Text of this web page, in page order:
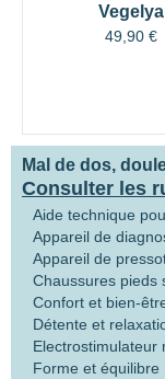
Mal de dos,
Consulter les
Aide technique
Appareil de
Appareil de
Chaussures pieds
Confort et bien-
Détente et
Electrostimulateur
Forme et équilibre
Vegelya
49,90 €